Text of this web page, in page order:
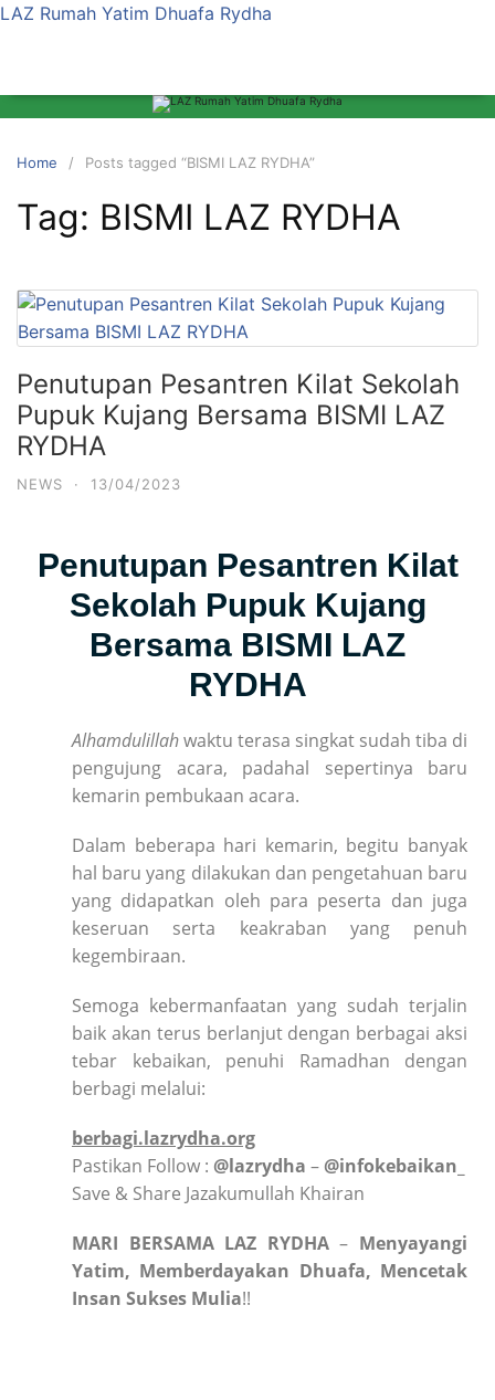
LAZ Rumah Yatim Dhuafa Rydha
Home Posts tagged “BISMI LAZ RYDHA”
Tag: BISMI LAZ RYDHA
Penutupan Pesantren Kilat Sekolah
Pupuk Kujang Bersama BISMI LAZ
RYDHA
NEWS · 13/04/2023
Penutupan Pesantren Kilat
Sekolah Pupuk Kujang
Bersama BISMI LAZ
RYDHA
Alhamdulillahwaktu terasa singkat sudah tiba di
pengujung acara, padahal sepertinya baru
kemarin pembukaan acara.
Dalam beberapa hari kemarin, begitu banyak
hal baru yang dilakukan dan pengetahuan baru
yang didapatkan oleh para peserta dan juga
keseruan serta keakraban yang penuh
kegembiraan.
Semoga kebermanfaatan yang sudah terjalin
baik akan terus berlanjut dengan berbagai aksi
tebar kebaikan, penuhi Ramadhan dengan
berbagi melalui:
berbagi.lazrydha.org
Pastikan Follow : @lazrydha – @infokebaikan_
Save & Share Jazakumullah Khairan
MARI BERSAMA LAZ RYDHA– Menyayangi
Yatim, Memberdayakan Dhuafa, Mencetak
Insan Sukses Mulia!!